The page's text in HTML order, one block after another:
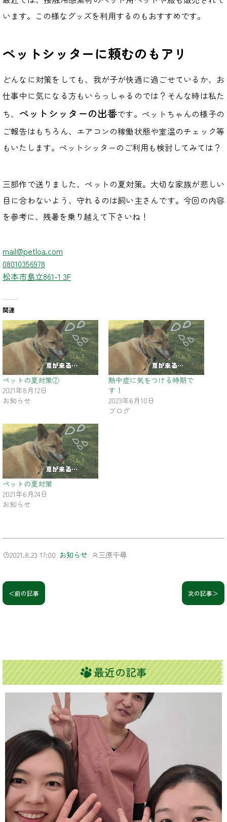
います。この様なグッズを利用するのもおすすめです。
ペットシッターに頼むのもアリ
どんなに対策をしても、我が子が快適に過ごせているか、お
仕事中に気になる方もいらっしゃるのでは？そんな時は私た
ち、 ペットシッターの出番です。ペットちゃんの様子の
ご報告はもちろん、エアコンの稼働状態や室温のチェック等
もいたします。ペットシッターのご利用も検討してみては？
三部作で送りました、ペットの夏対策。大切な家族が悲しい
目に合わないよう、守れるのは飼い主さんです。今回の内容
を参考に、残暑を乗り越えて下さいね！
mail@petloa.com
08010356978
松本市島立861-1 3F
関連
ペットの夏対策②
2021年8月12日
お知らせ
熱中症に気をつける時期で
す！
2023年6月10日
ブログ
ペットの夏対策
2021年6月24日
お知らせ
2021.8.23 17:00 お知らせ 三原千尋
＜前の記事 次の記事＞
最近の記事